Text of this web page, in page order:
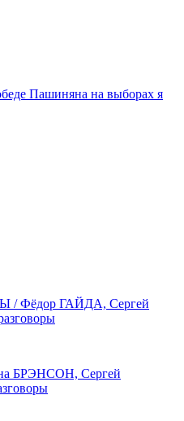
Пашиняна на выборах я
Фёдор ГАЙДА, Сергей
БРЭНСОН, Сергей